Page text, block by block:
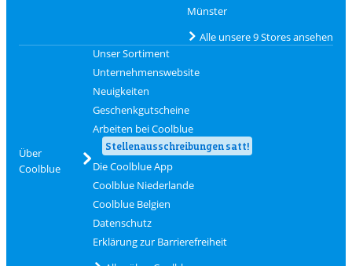
Münster
Alle unsere 9 Stores ansehen
Über
Coolblue
Unser Sortiment
Unternehmenswebsite
Neuigkeiten
Geschenkgutscheine
Arbeiten bei Coolblue
Stellenausschreibungen satt!
Die Coolblue App
Coolblue Niederlande
Coolblue Belgien
Datenschutz
Erklärung zur Barrierefreiheit